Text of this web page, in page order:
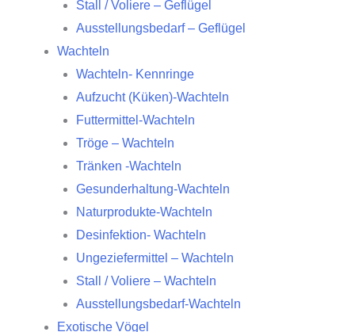
Stall / Voliere – Geflügel
Ausstellungsbedarf – Geflügel
Wachteln
Wachteln- Kennringe
Aufzucht (Küken)-Wachteln
Futtermittel-Wachteln
Tröge – Wachteln
Tränken -Wachteln
Gesunderhaltung-Wachteln
Naturprodukte-Wachteln
Desinfektion- Wachteln
Ungeziefermittel – Wachteln
Stall / Voliere – Wachteln
Ausstellungsbedarf-Wachteln
Exotische Vögel